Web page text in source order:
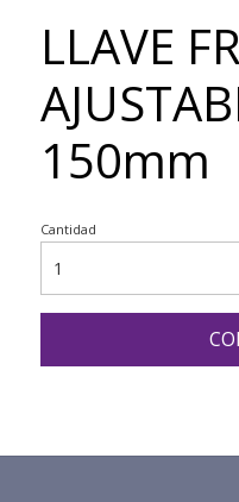
LLAVE
150mm
Cantidad